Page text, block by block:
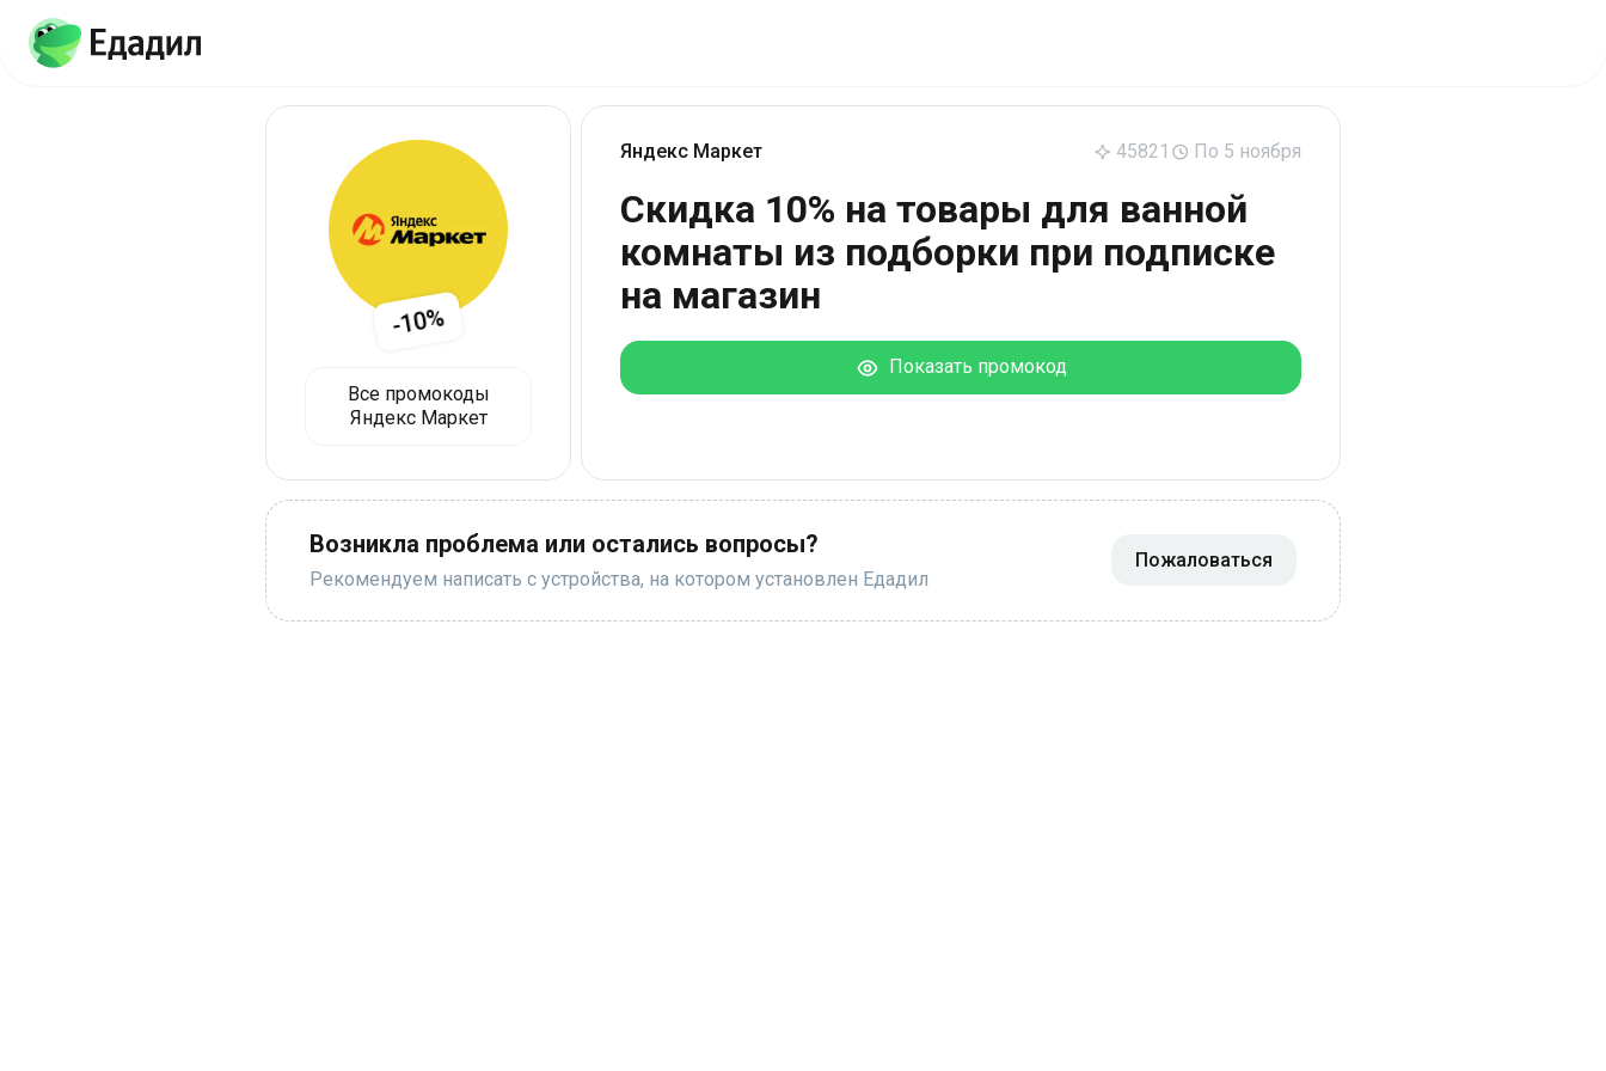
-10%
Все промокоды
Яндекс Маркет
Яндекс Маркет 45821 По 5 ноября
Скидка 10% на товары для ванной
комнаты из подборки при подписке
на магазин
Показать промокод
Возникла проблема или остались вопросы?
Рекомендуем написать с устройства, на котором установлен Едадил
Пожаловаться